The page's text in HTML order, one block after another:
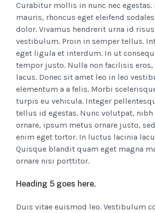
Curabitur mollis in nunc nec egestas.
mauris, rhoncus eget eleifend
dolor. Vivamus hendrerit urna id
vestibulum. Proin in semper tellus.
eget ligula et interdum. In ut
tempor justo. Nulla non facilisis eros,
lacus. Donec sit amet leo in leo
elementum a a felis. Morbi
turpis eu vehicula. Integer
tellus id egestas. Nunc volutpat, nibh
ornare, ipsum metus ornare justo,
enim eget tortor. In luctus lacinia
Quisque blandit quam eget magna
ornare nisi porttitor.
Heading 5 goes here.
Duis vitae euismod leo. Vestibulum